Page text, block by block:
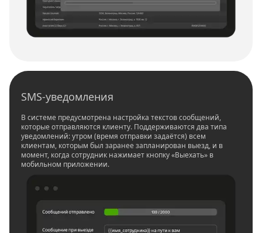
SMS-уведомления
В системе предусмотрена настройка текстов сообщений,
которые отправляются клиенту. Поддерживаются два типа
уведомлений: утром (время отправки задаётся) всем
клиентам, которым был заранее запланирован выезд, и в
момент, когда сотрудник нажимает кнопку «Выехать» в
мобильном приложении.